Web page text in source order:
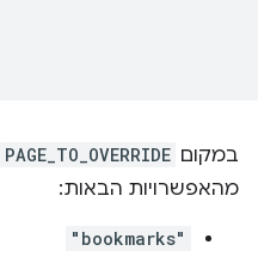
במקום PAGE_TO_OVERRIDE
מהאפשרויות הבאות:
"bookmarks"